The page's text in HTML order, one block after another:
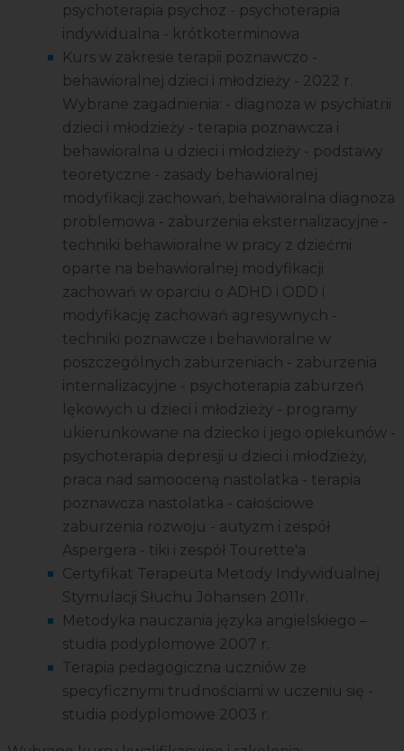
psychoterapia psychoz - psychoterapia
indywidualna - krótkoterminowa
Kurs w zakresie terapii poznawczo -
behawioralnej dzieci i młodzieży - 2022 r.
Wybrane zagadnienia: - diagnoza w psychiatrii
dzieci i młodzieży - terapia poznawcza i
behawioralna u dzieci i młodzieży - podstawy
teoretyczne - zasady behawioralnej
modyfikacji zachowań, behawioralna diagnoza
problemowa - zaburzenia eksternalizacyjne -
techniki behawioralne w pracy z dziećmi
oparte na behawioralnej modyfikacji
zachowań w oparciu o ADHD i ODD i
modyfikację zachowań agresywnych -
techniki poznawcze i behawioralne w
poszczególnych zaburzeniach - zaburzenia
internalizacyjne - psychoterapia zaburzeń
lękowych u dzieci i młodzieży - programy
ukierunkowane na dziecko i jego opiekunów -
psychoterapia depresji u dzieci i młodzieży,
praca nad samooceną nastolatka - terapia
poznawcza nastolatka - całościowe
zaburzenia rozwoju - autyzm i zespół
Aspergera - tiki i zespół Tourette'a
Certyfikat Terapeuta Metody Indywidualnej
Stymulacji Słuchu Johansen 2011r.
Metodyka nauczania języka angielskiego –
studia podyplomowe 2007 r.
Terapia pedagogiczna uczniów ze
specyficznymi trudnościami w uczeniu się -
studia podyplomowe 2003 r.